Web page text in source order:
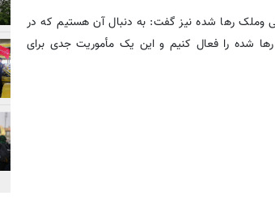
وملک رها شده نیز گفت: به دنبال آن هستیم که در
پرونده اراضی اینچنینی به کمیسیون ماده ۵، زمین های رها شده را فعال کنیم و این یک مأموریت جدی برای